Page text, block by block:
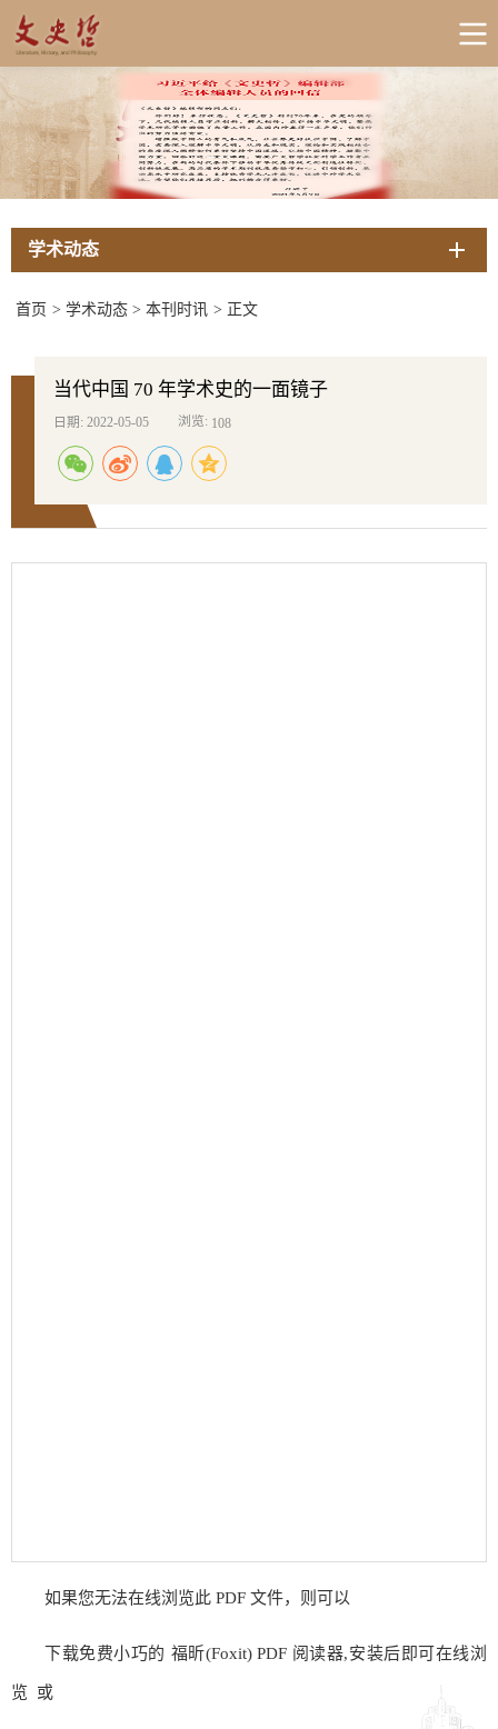
学术动态
首页 > 学术动态 > 本刊时讯 > 正文
当代中国 70 年学术史的一面镜子
日期: 2022-05-05 浏览: 108
如果您无法在线浏览此 PDF 文件，则可以
下载免费小巧的 福昕(Foxit) PDF 阅读器,安装后即可在线浏
览 或